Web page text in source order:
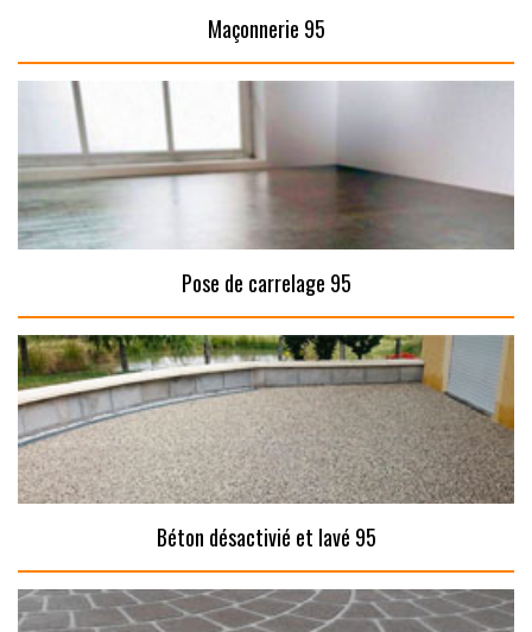
Maçonnerie 95
Pose de carrelage 95
Béton désactivié et lavé 95